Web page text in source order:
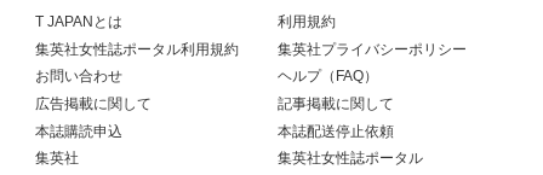
T JAPANとは
利用規約
集英社女性誌ポータル利用規約
集英社プライバシーポリシー
お問い合わせ
ヘルプ（FAQ）
広告掲載に関して
記事掲載に関して
本誌購読申込
本誌配送停止依頼
集英社
集英社女性誌ポータル